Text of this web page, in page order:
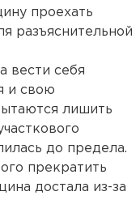
проехать
разъяснительной
вести себя
и свою
лишить
до предела.
прекратить
достала из-за